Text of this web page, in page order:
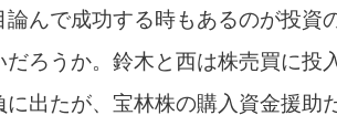
論んで成功する時もあるのが投資
だろうか。鈴木と西は株売買に投
に出たが、宝林株の購入資金援助